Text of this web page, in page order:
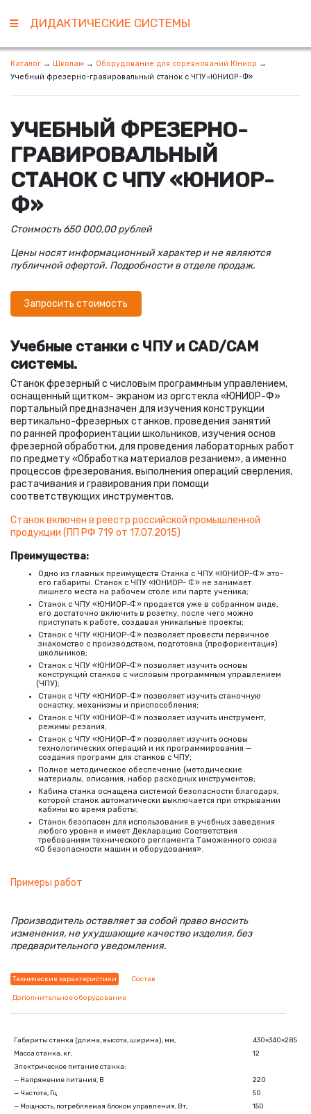
ДИДАКТИЧЕСКИЕ СИСТЕМЫ
Каталог → Школам → Оборудование для соревнований Юниор →
Учебный фрезерно-гравировальный станок с ЧПУ «ЮНИОР-Ф»
УЧЕБНЫЙ ФРЕЗЕРНО-
ГРАВИРОВАЛЬНЫЙ
СТАНОК С ЧПУ «ЮНИОР-
Ф»
Стоимость 650 000,00 рублей
Цены носят информационный характер и не являются
публичной офертой. Подробности в отделе продаж.
Запросить стоимость
Учебные станки с ЧПУ и CAD/CAM
системы.
Станок фрезерный с числовым программным управлением,
оснащенный щитком- экраном из оргстекла «ЮНИОР-Ф»
портальный предназначен для изучения конструкции
вертикально-фрезерных станков, проведения занятий
по ранней профориентации школьников, изучения основ
фрезерной обработки, для проведения лабораторных работ
по предмету«Обработка материалов резанием», а именно
процессов фрезерования, выполнения операций сверления,
растачивания и гравирования при помощи
соответствующих инструментов.
Станок включен в реестр российской промышленной
продукции (ПП РФ 719 от 17.07.2015)
Преимущества:
Одно из главных преимуществ Станка с ЧПУ «ЮНИОР-Ф» это-
его габариты. Станок с ЧПУ «ЮНИОР- Ф» не занимает
лишнего места на рабочем столе или парте ученика;
Станок с ЧПУ «ЮНИОР-Ф» продается уже в собранном виде,
его достаточно включить в розетку, после чего можно
приступать к работе, создавая уникальные проекты;
Станок с ЧПУ «ЮНИОР-Ф» позволяет провести первичное
знакомство с производством, подготовка (профориентация)
школьников;
Станок с ЧПУ «ЮНИОР-Ф» позволяет изучить основы
конструкций станков с числовым программным управлением
(ЧПУ);
Станок с ЧПУ «ЮНИОР-Ф» позволяет изучить станочную
оснастку, механизмы и приспособления;
Станок с ЧПУ «ЮНИОР-Ф» позволяет изучить инструмент,
режимы резания;
Станок с ЧПУ «ЮНИОР-Ф» позволяет изучить основы
технологических операций и их программирования —
создания программ для станков с ЧПУ;
Полное методическое обеспечение (методические
материалы, описания, набор расходных инструментов;
Кабина станка оснащена системой безопасности благодаря,
которой станок автоматически выключается при открывании
кабины во время работы;
Станок безопасен для использования в учебных заведения
любого уровня и имеет Декларацию Соответствия
требованиям технического регламента Таможенного союза
«О безопасности машин и оборудования».
Примеры работ
Производитель оставляет за собой право вносить
изменения, не ухудшающие качество изделия, без
предварительного уведомления.
Технические характеристики Состав
Дополнительное оборудование
Габариты станка (длина, высота, ширина), мм,
430×340×285
Масса станка, кг,
12
Электрическое питание станка:
— Напряжение питания, В
220
— Частота, Гц
50
— Мощность, потребляемая блоком управления, Вт,
150